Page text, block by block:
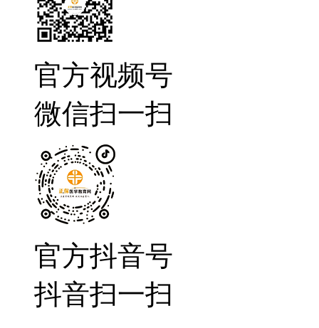
官方视频号
微信扫一扫
官方抖音号
抖音扫一扫